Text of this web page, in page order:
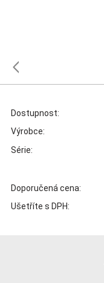
Dostupnost:
Výrobce:
Série:
Doporučená cena:
Ušetříte s DPH: